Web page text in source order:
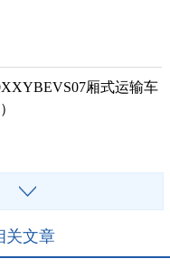
厢式运输车
关文章